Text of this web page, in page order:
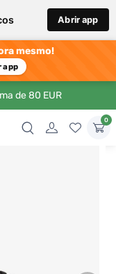
Abrir app
mesmo!
app
de 80 EUR
0